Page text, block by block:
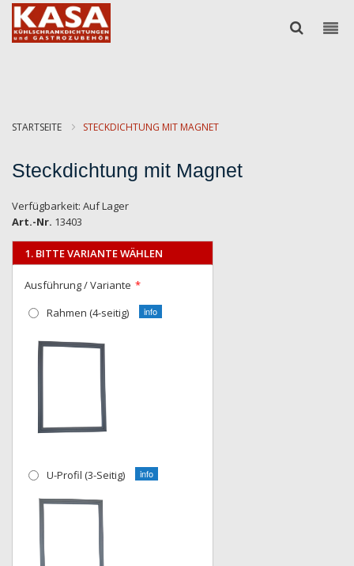
STARTSEITE STECKDICHTUNG MIT MAGNET
Steckdichtung mit Magnet
Verfügbarkeit: Auf Lager
Art.-Nr. 13403
1. BITTE VARIANTE WÄHLEN
Ausführung / Variante
Rahmen (4-seitig)
U-Profil (3-Seitig)